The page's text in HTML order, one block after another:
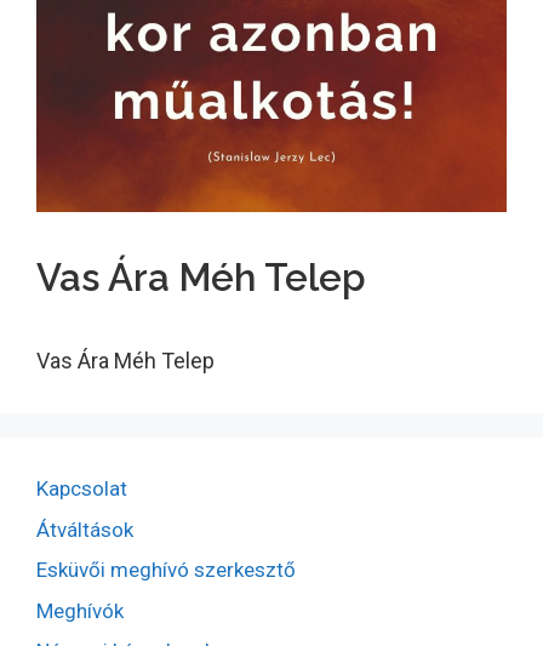
Vas Ára Méh Telep
Vas Ára Méh Telep
Kapcsolat
Átváltások
Esküvői meghívó szerkesztő
Meghívók